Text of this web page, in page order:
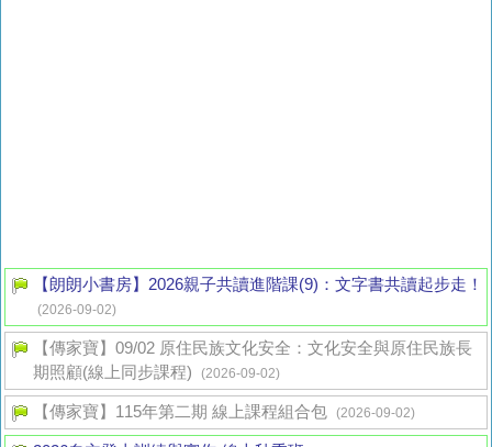
【朗朗小書房】2026親子共讀進階課(9)：文字書共讀起步走！
(2026-09-02)
【傳家寶】09/02 原住民族文化安全：文化安全與原住民族長
期照顧(線上同步課程)
(2026-09-02)
【傳家寶】115年第二期 線上課程組合包 (2026-09-02)